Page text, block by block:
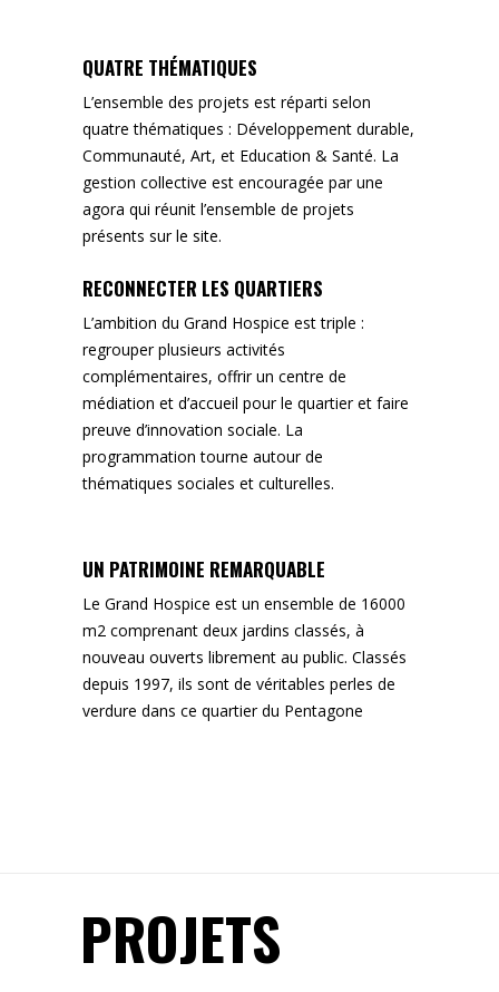
QUATRE THÉMATIQUES
L’ensemble des projets est réparti selon
quatre thématiques : Développement durable,
Communauté, Art, et Education & Santé. La
gestion collective est encouragée par une
agora qui réunit l’ensemble de projets
présents sur le site.
RECONNECTER LES QUARTIERS
L’ambition du Grand Hospice est triple :
regrouper plusieurs activités
complémentaires, offrir un centre de
médiation et d’accueil pour le quartier et faire
preuve d’innovation sociale. La
programmation tourne autour de
thématiques sociales et culturelles.
UN PATRIMOINE REMARQUABLE
Le Grand Hospice est un ensemble de 16000
m2 comprenant deux jardins classés, à
nouveau ouverts librement au public. Classés
depuis 1997, ils sont de véritables perles de
verdure dans ce quartier du Pentagone
PROJETS